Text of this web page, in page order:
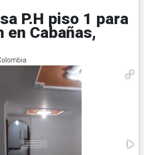
P.H piso 1 para
en Cabañas,